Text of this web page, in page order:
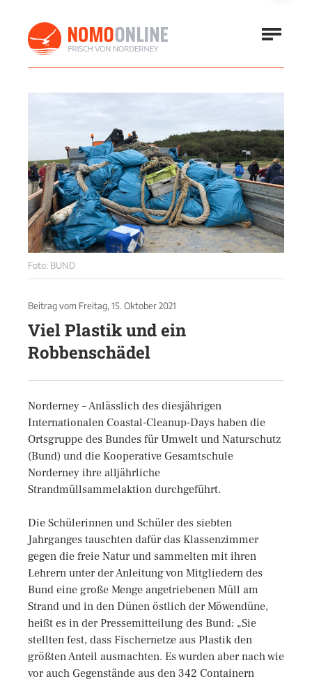
Foto: BUND
Beitrag vom Freitag, 15. Oktober 2021
Viel Plastik und ein
Robbenschädel
Norderney – Anlässlich des diesjährigen
Internationalen Coastal-Cleanup-Days haben die
Ortsgruppe des Bundes für Umwelt und Naturschutz
(Bund) und die Kooperative Gesamtschule
Norderney ihre alljährliche
Strandmüllsammelaktion durchgeführt.
Die Schülerinnen und Schüler des siebten
Jahrganges tauschten dafür das Klassenzimmer
gegen die freie Natur und sammelten mit ihren
Lehrern unter der Anleitung von Mitgliedern des
Bund eine große Menge angetriebenen Müll am
Strand und in den Dünen östlich der Möwendüne,
heißt es in der Pressemitteilung des Bund: „Sie
stellten fest, dass Fischernetze aus Plastik den
größten Anteil ausmachten. Es wurden aber nach wie
vor auch Gegenstände aus den 342 Containern